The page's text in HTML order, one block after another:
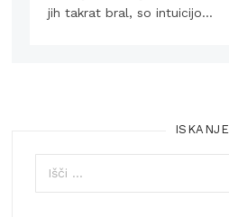
jih takrat bral, so intuicijo…
ISKANJE
Išči: